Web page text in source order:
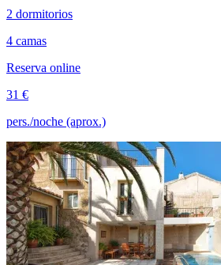
2 dormitorios
4 camas
Reserva online
31 €
pers./noche (aprox.)